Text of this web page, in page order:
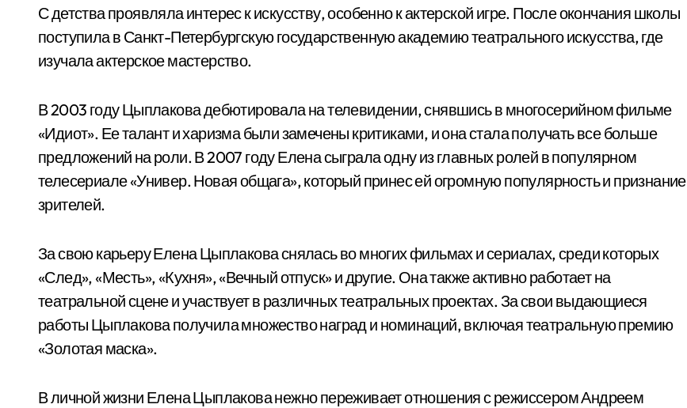
С детства проявляла интерес к искусству, особенно к актерской игре. После окончания школы
поступила в Санкт-Петербургскую государственную академию театрального искусства, где
изучала актерское мастерство.
В 2003 году Цыплакова дебютировала на телевидении, снявшись в многосерийном фильме
«Идиот». Ее талант и харизма были замечены критиками, и она стала получать все больше
предложений на роли. В 2007 году Елена сыграла одну из главных ролей в популярном
телесериале «Универ. Новая общага», который принес ей огромную популярность и признание
зрителей.
За свою карьеру Елена Цыплакова снялась во многих фильмах и сериалах, среди которых
«След», «Месть», «Кухня», «Вечный отпуск» и другие. Она также активно работает на
театральной сцене и участвует в различных театральных проектах. За свои выдающиеся
работы Цыплакова получила множество наград и номинаций, включая театральную премию
«Золотая маска».
В личной жизни Елена Цыплакова нежно переживает отношения с режиссером Андреем